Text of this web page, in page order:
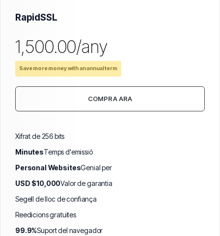
RapidSSL
₹1,500.00/any
Save more money with an annual term
COMPRA ARA
Xifrat de 256 bits
MinutesTemps d'emissió
Personal WebsitesGenial per
USD $10,000Valor de garantia
Segell de lloc de confiança
Reedicions gratuïtes
99.9%Suport del navegador